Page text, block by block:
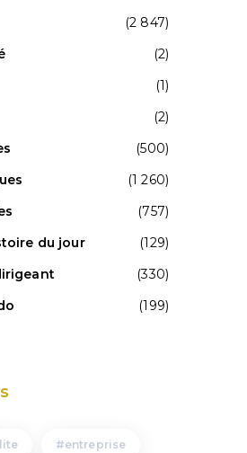
(2 847)
(2)
(1)
(2)
(500)
(1 260)
(757)
du jour
(129)
(330)
(199)
entreprise